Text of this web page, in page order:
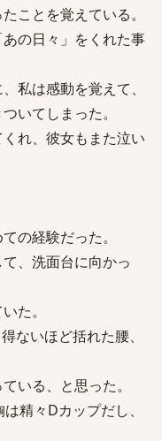
ことを覚えている。
の日々」をくれた事
私は感動を覚えて、
いてしまった。
れ、彼女もまた泣い
の経験だった。
、洗面台に向かっ
た。
ないほど括れた腰、
いる、と思った。
精々Dカップだし、